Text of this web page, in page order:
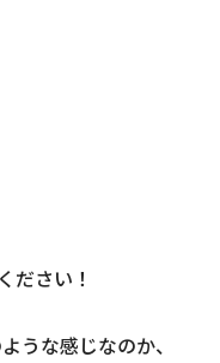
ださい！
うな感じなのか、